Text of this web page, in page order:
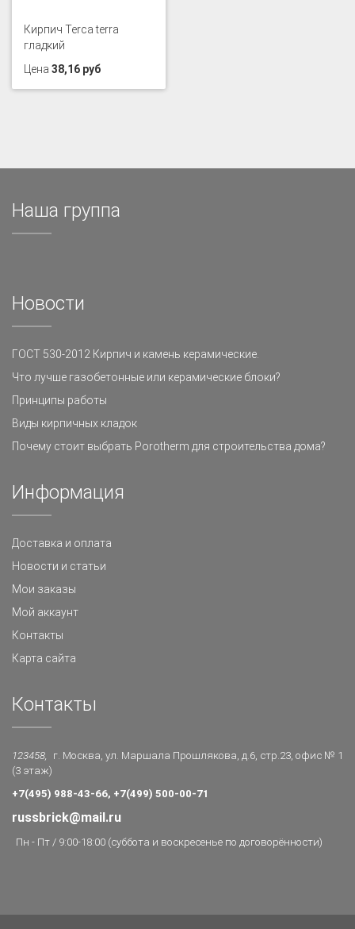
Кирпич Terca terra
гладкий
Цена 38,16 руб
Наша группа
Новости
ГОСТ 530-2012 Кирпич и камень керамические.
Что лучше газобетонные или керамические блоки?
Принципы работы
Виды кирпичных кладок
Почему стоит выбрать Porotherm для строительства дома?
Информация
Доставка и оплата
Новости и статьи
Мои заказы
Мой аккаунт
Контакты
Карта сайта
Контакты
123458, г. Москва, ул. Маршала Прошлякова, д.6, стр.23, офис № 1
(3 этаж)
+7(495) 988-43-66, +7(499) 500-00-71
russbrick@mail.ru
Пн - Пт / 9:00-18:00 (суббота и воскресенье по договорённости)